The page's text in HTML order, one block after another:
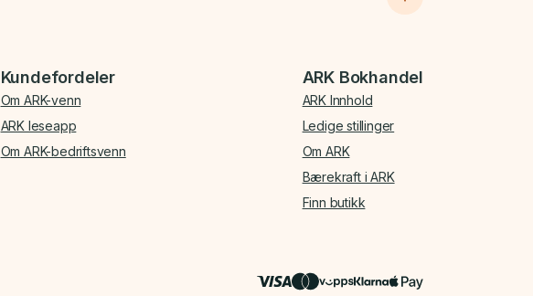
Kundefordeler
Om ARK-venn
ARK leseapp
Om ARK-bedriftsvenn
ARK Bokhandel
ARK Innhold
Ledige stillinger
Om ARK
Bærekraft i ARK
Finn butikk